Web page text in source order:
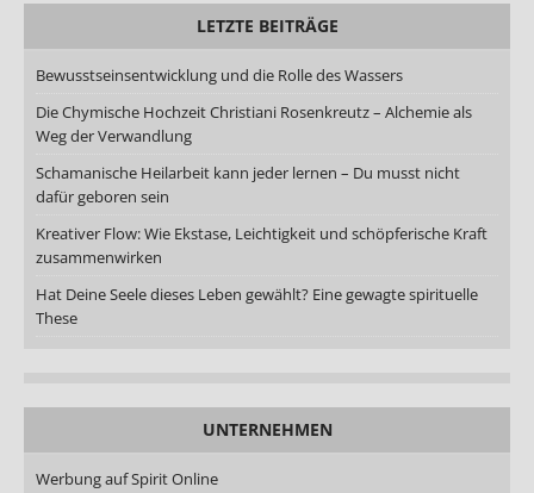
LETZTE BEITRÄGE
Bewusstseinsentwicklung und die Rolle des Wassers
Die Chymische Hochzeit Christiani Rosenkreutz – Alchemie als
Weg der Verwandlung
Schamanische Heilarbeit kann jeder lernen – Du musst nicht
dafür geboren sein
Kreativer Flow: Wie Ekstase, Leichtigkeit und schöpferische Kraft
zusammenwirken
Hat Deine Seele dieses Leben gewählt? Eine gewagte spirituelle
These
UNTERNEHMEN
Werbung auf Spirit Online